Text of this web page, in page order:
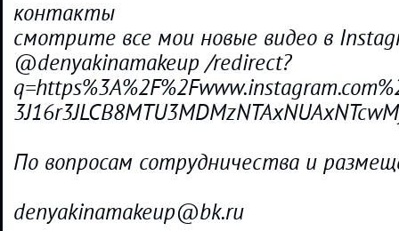
контакты
смотрите все мои новые видео в
@denyakinamakeup /redirect?
По вопросам сотрудничества и
denyakinamakeup@bk.ru